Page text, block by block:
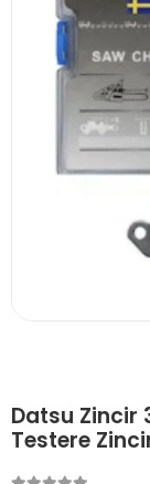
Datsu Zincir
Testere